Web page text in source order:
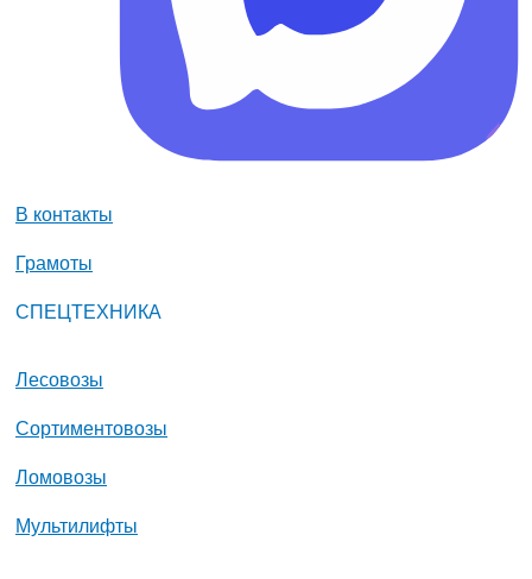
В контакты
Грамоты
СПЕЦТЕХНИКА
Лесовозы
Сортиментовозы
Ломовозы
Мультилифты